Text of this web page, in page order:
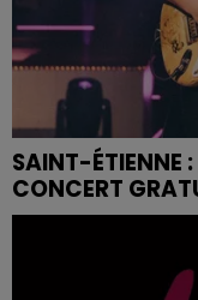
SAINT-ÉTIENNE
CONCERT